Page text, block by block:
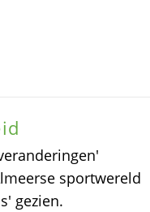
sportwereld
gezien.